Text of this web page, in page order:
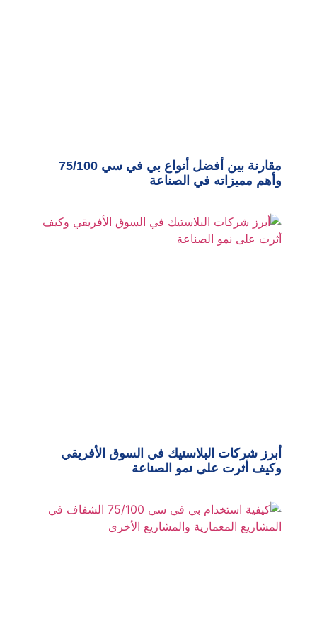
مقارنة بين أفضل أنواع بي في سي 75/100
وأهم مميزاته في الصناعة
أبرز شركات البلاستيك في السوق الأفريقي
وكيف أثرت على نمو الصناعة